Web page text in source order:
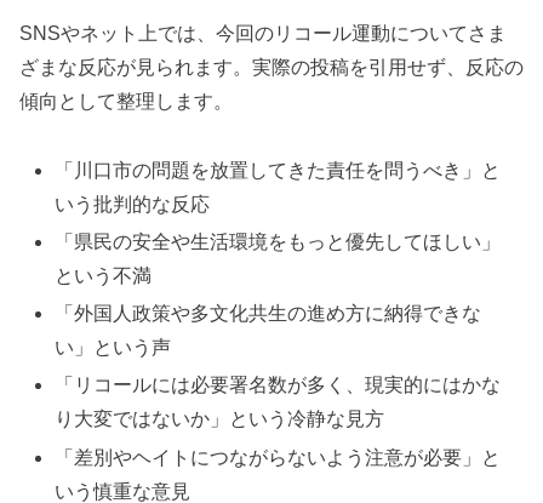
SNSやネット上では、今回のリコール運動についてさま
ざまな反応が見られます。実際の投稿を引用せず、反応の
傾向として整理します。
「川口市の問題を放置してきた責任を問うべき」と
いう批判的な反応
「県民の安全や生活環境をもっと優先してほしい」
という不満
「外国人政策や多文化共生の進め方に納得できな
い」という声
「リコールには必要署名数が多く、現実的にはかな
り大変ではないか」という冷静な見方
「差別やヘイトにつながらないよう注意が必要」と
いう慎重な意見